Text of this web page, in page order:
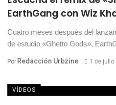
EarthGang con Wiz
Cuatro meses después del
de estudio «Ghetto Gods»,
Por Redacción Urbzine 1 de julio
VÍDEOS